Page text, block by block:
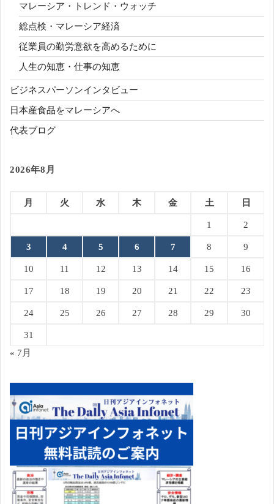
マレーシア・トレンド・ウォッチ
総点検・マレーシア経済
従業員の勤労意欲を高めるために
人生の知恵・仕事の知恵
ビジネスパーソンインタビュー
日本産食品をマレーシアへ
代表ブログ
2026年8月
月 火 水 木 金 土 日
1 2
3 4 5 6 7 8 9
10 11 12 13 14 15 16
17 18 19 20 21 22 23
24 25 26 27 28 29 30
31
« 7月